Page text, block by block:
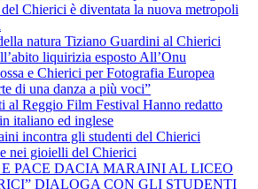
Chierici è diventata la nuova metropoli
natura Tiziano Guardini al Chierici
liquirizia esposto All’Onu
e Chierici per Fotografia Europea
di una danza a più voci”
al Reggio Film Festival Hanno redatto
italiano ed inglese
incontra gli studenti del Chierici
nei gioielli del Chierici
PACE DACIA MARAINI AL LICEO
DIALOGA CON GLI STUDENTI